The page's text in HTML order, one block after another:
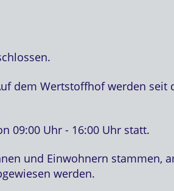
dem Wertstoffhof werden seit
09:00 Uhr - 16:00 Uhr statt.
und Einwohnern stammen,
werden.